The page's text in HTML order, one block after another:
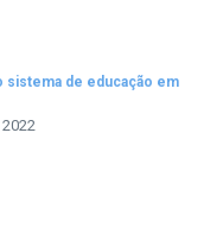
sistema de educação em